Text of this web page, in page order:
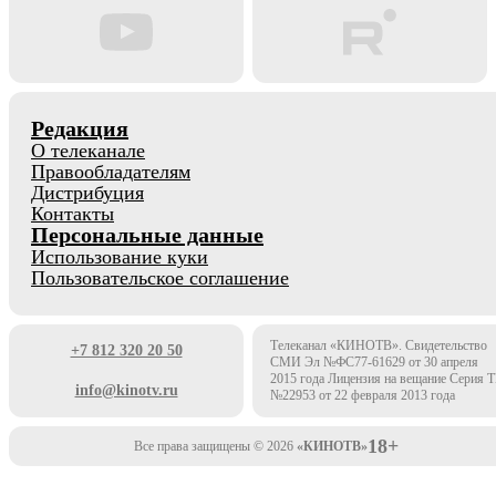
Редакция
О телеканале
Правообладателям
Дистрибуция
Контакты
Персональные данные
Использование куки
Пользовательское соглашение
+7 812 320 20 50
info@kinotv.ru
Телеканал «КИНОТВ». Свидетельство
СМИ Эл №ФС77-61629 от 30 апреля
2015 года Лицензия на вещание Серия
№22953 от 22 февраля 2013 года
Все права защищены © 2026 «КИНОТВ»18+